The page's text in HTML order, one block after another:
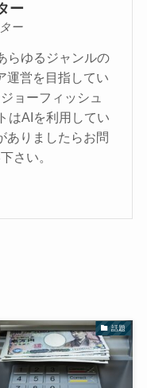
ー
ー
らゆるジャンルの
運営を目指してい
ョーフィッシュ
はAIを利用してい
ありましたらお問
さい。
話題